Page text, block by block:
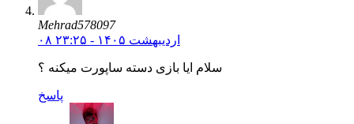
Mehrad578097
۰۸ اردیبهشت ۱۴۰۵ - ۲۳:۲۵
سلام ایا بازی دسته ساپورت میکنه ؟
پاسخ